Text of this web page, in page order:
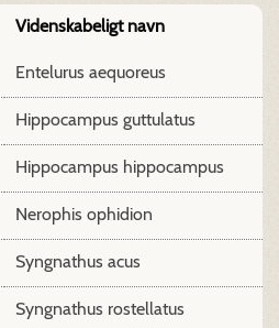
Videnskabeligt navn
Entelurus aequoreus
Hippocampus guttulatus
Hippocampus hippocampus
Nerophis ophidion
Syngnathus acus
Syngnathus rostellatus